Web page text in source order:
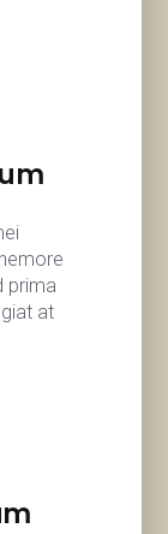
prima
at